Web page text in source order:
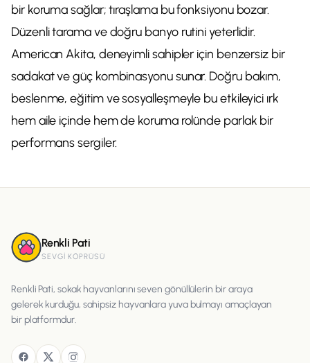
bir koruma sağlar; tıraşlama bu fonksiyonu bozar.
Düzenli tarama ve doğru banyo rutini yeterlidir.
American Akita, deneyimli sahipler için benzersiz bir
sadakat ve güç kombinasyonu sunar. Doğru bakım,
beslenme, eğitim ve sosyalleşmeyle bu etkileyici ırk
hem aile içinde hem de koruma rolünde parlak bir
performans sergiler.
Renkli Pati
SEVGI KÖPRÜSÜ
Renkli Pati, sokak hayvanlarını seven gönüllülerin bir araya
gelerek kurduğu, sahipsiz hayvanlara yuva bulmayı amaçlayan
bir platformdur.